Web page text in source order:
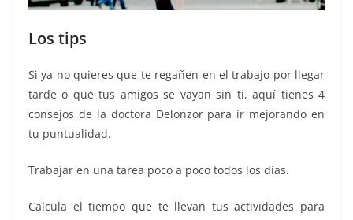
Los tips
Si ya no quieres que te regañen en el trabajo por llegar
tarde o que tus amigos se vayan sin ti, aquí tienes 4
consejos de la doctora Delonzor para ir mejorando en
tu puntualidad.
Trabajar en una tarea poco a poco todos los días.
Calcula el tiempo que te llevan tus actividades para